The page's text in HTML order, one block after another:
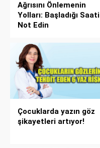
Ağrısını Önlemenin
Yolları: Başladığı Saati
Not Edin
Çocuklarda yazın göz
şikayetleri artıyor!